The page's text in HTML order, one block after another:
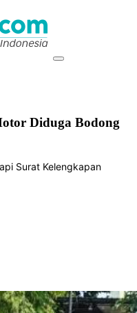
Diduga Bodong
Surat Kelengkapan